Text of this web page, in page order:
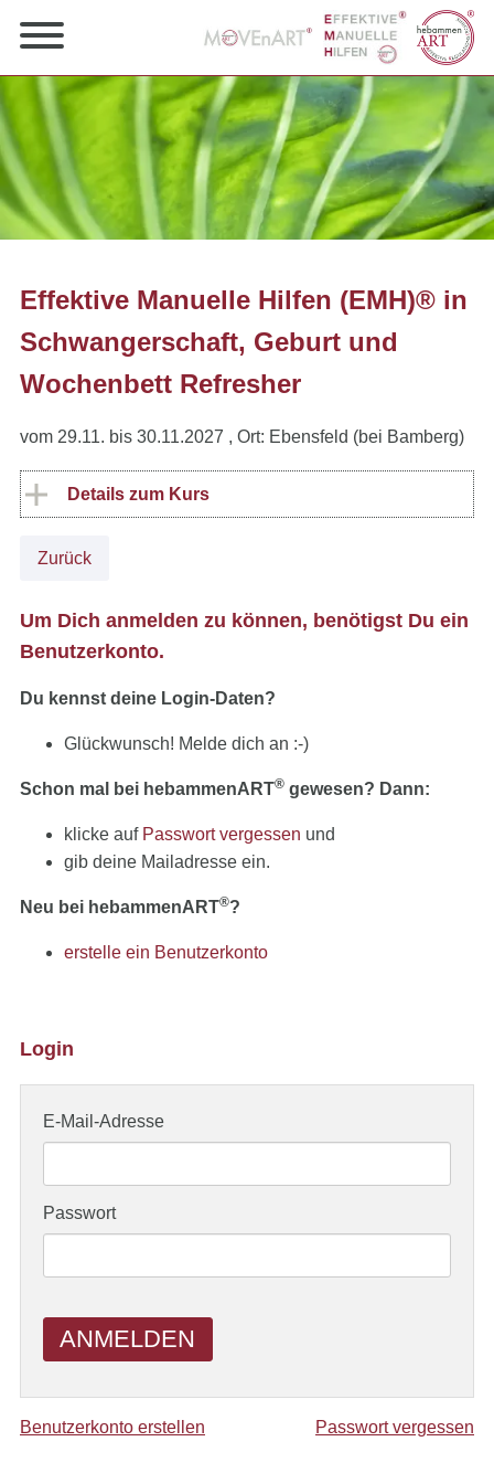
Effektive Manuelle Hilfen (EMH)® in
Schwangerschaft, Geburt und
Wochenbett Refresher
vom 29.11. bis 30.11.2027 , Ort: Ebensfeld (bei Bamberg)
Details zum Kurs
Zurück
Um Dich anmelden zu können, benötigst Du ein
Benutzerkonto.
Du kennst deine Login-Daten?
Glückwunsch! Melde dich an :-)
Schon mal bei hebammenART® gewesen? Dann:
klicke auf Passwort vergessen und
gib deine Mailadresse ein.
Neu bei hebammenART®?
erstelle ein Benutzerkonto
Login
E-Mail-Adresse
Passwort
ANMELDEN
Benutzerkonto erstellen Passwort vergessen